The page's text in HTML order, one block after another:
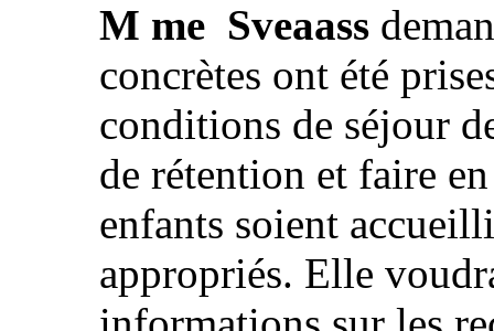
M me Sveaass
concrètes ont été
conditions de séjour
de rétention et faire
enfants soient
appropriés. Elle